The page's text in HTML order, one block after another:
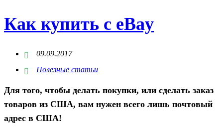
Как купить с eBay
09.09.2017
Полезные статьи
Для того, чтобы делать покупки, или сделать заказ
товаров из США, вам нужен всего лишь почтовый
адрес в США!